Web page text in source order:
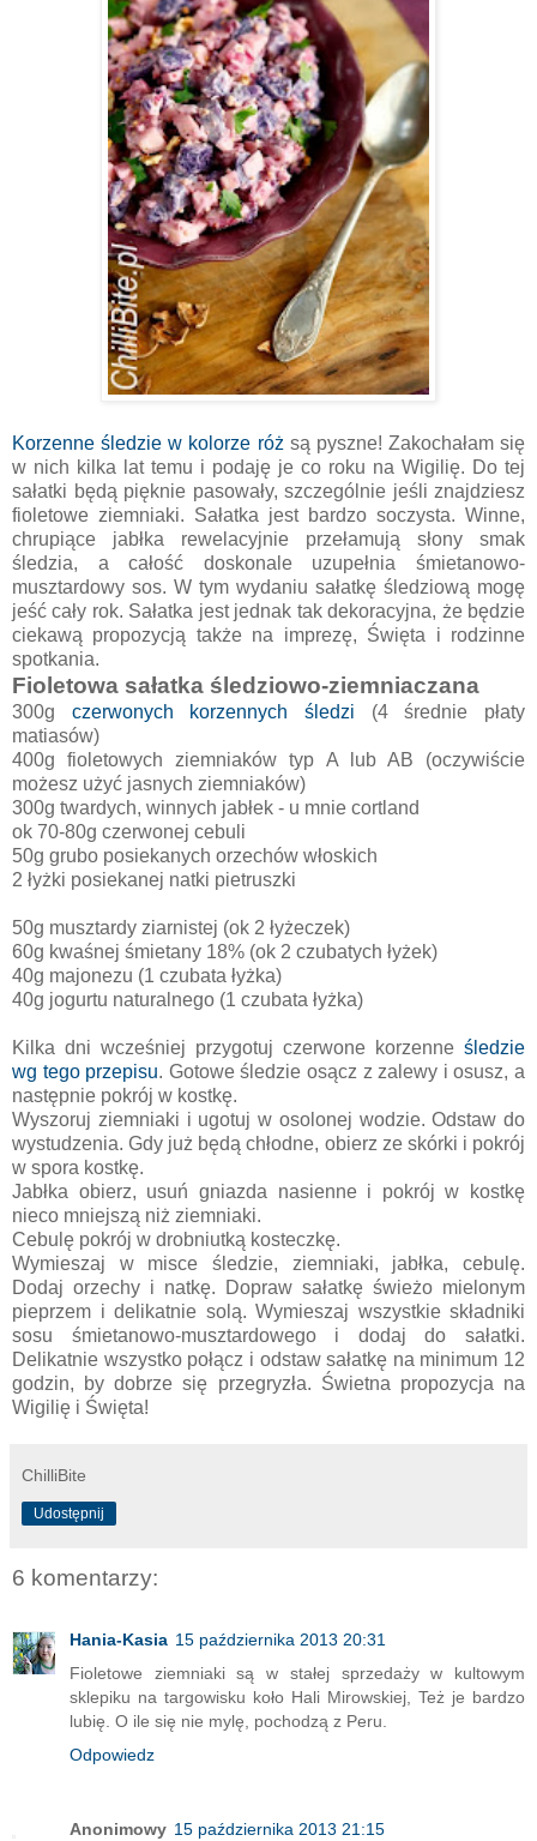
Korzenne śledzie w kolorze róż są pyszne! Zakochałam się
w nich kilka lat temu i podaję je co roku na Wigilię. Do tej
sałatki będą pięknie pasowały, szczególnie jeśli znajdziesz
fioletowe ziemniaki. Sałatka jest bardzo soczysta. Winne,
chrupiące jabłka rewelacyjnie przełamują słony smak
śledzia, a całość doskonale uzupełnia śmietanowo-
musztardowy sos. W tym wydaniu sałatkę śledziową mogę
jeść cały rok. Sałatka jest jednak tak dekoracyjna, że będzie
ciekawą propozycją także na imprezę, Święta i rodzinne
spotkania.
Fioletowa sałatka śledziowo-ziemniaczana
300g czerwonych korzennych śledzi (4 średnie płaty
matiasów)
400g fioletowych ziemniaków typ A lub AB (oczywiście
możesz użyć jasnych ziemniaków)
300g twardych, winnych jabłek - u mnie cortland
ok 70-80g czerwonej cebuli
50g grubo posiekanych orzechów włoskich
2 łyżki posiekanej natki pietruszki
50g musztardy ziarnistej (ok 2 łyżeczek)
60g kwaśnej śmietany 18% (ok 2 czubatych łyżek)
40g majonezu (1 czubata łyżka)
40g jogurtu naturalnego (1 czubata łyżka)
Kilka dni wcześniej przygotuj czerwone korzenne śledzie
wg tego przepisu. Gotowe śledzie osącz z zalewy i osusz, a
następnie pokrój w kostkę.
Wyszoruj ziemniaki i ugotuj w osolonej wodzie. Odstaw do
wystudzenia. Gdy już będą chłodne, obierz ze skórki i pokrój
w spora kostkę.
Jabłka obierz, usuń gniazda nasienne i pokrój w kostkę
nieco mniejszą niż ziemniaki.
Cebulę pokrój w drobniutką kosteczkę.
Wymieszaj w misce śledzie, ziemniaki, jabłka, cebulę.
Dodaj orzechy i natkę. Dopraw sałatkę świeżo mielonym
pieprzem i delikatnie solą. Wymieszaj wszystkie składniki
sosu śmietanowo-musztardowego i dodaj do sałatki.
Delikatnie wszystko połącz i odstaw sałatkę na minimum 12
godzin, by dobrze się przegryzła. Świetna propozycja na
Wigilię i Święta!
ChilliBite
Udostępnij
6 komentarzy:
Hania-Kasia 15 października 2013 20:31
Fioletowe ziemniaki są w stałej sprzedaży w kultowym
sklepiku na targowisku koło Hali Mirowskiej, Też je bardzo
lubię. O ile się nie mylę, pochodzą z Peru.
Odpowiedz
Anonimowy 15 października 2013 21:15